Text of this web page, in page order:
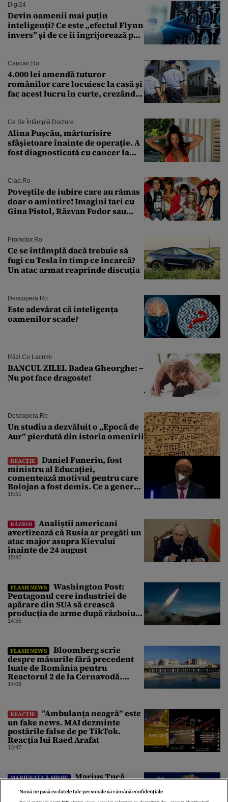
Digi24
Devin oamenii mai puțin
inteligenți? Ce este „efectul Flynn
invers” și de ce îi îngrijorează pe
Cancan.ro
4.000 lei amendă tuturor
românilor care locuiesc la casă și
fac acest lucru în curte, crezând
Ce Se Întâmplă Doctore
Alina Pușcău, mărturisire
sfâșietoare înainte de operație. A
fost diagnosticată cu cancer la
îmi salvez viața”
Ciao.ro
Poveştile de iubire care au rămas
doar o amintire! Imagini tari cu
Gina Pistol, Răzvan Fodor sau
Promotor.ro
Ce se întâmplă dacă trebuie să
fugi cu Tesla în timp ce încarcă?
Un atac armat reaprinde discuția
Descopera.ro
Este adevărat că inteligența
oamenilor scade?
Râzi Cu Lacrimi
BANCUL ZILEI. Badea Gheorghe: –
Nu pot face dragoste!
Descopera.ro
Un studiu a dezvăluit o „Epocă de
Aur” pierdută din istoria omenirii
REACȚIE
Daniel Funeriu, fost
ministru al Educației,
comentează motivul pentru care
Bolojan a fost demis. Ce a generat
eșecul guvernării
15:51
RĂZBOI
Analiștii americani
avertizează că Rusia ar pregăti un
atac major asupra Kievului
înainte de 24 august
15:42
FLASH NEWS
Washington Post:
Pentagonul cere industriei de
apărare din SUA să crească
producția de arme după războiul
cu Iranul
14:55
FLASH NEWS
Bloomberg scrie
despre măsurile fără precedent
luate de România pentru
Reactorul 2 de la Cernavodă.
Operațiunea a mai câștigat nouă
14:08
REACȚIE
”Ambulanța neagră” este
un fake news. MAI dezminte
postările false de pe TikTok.
Reacția lui Raed Arafat
13:47
MARIUS TUCĂ SHOW
Marius Tucă
ora 18.00, pe Gândul. Invitat: prof.
Nouă ne pasă ca datele tale personale să rămână confidențiale